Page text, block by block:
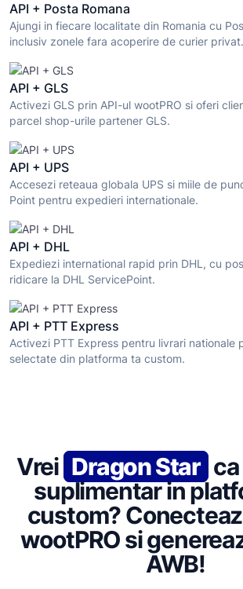
API + Posta Romana
Ajungi in fiecare localitate din Romania cu
inclusiv zonele fara acoperire de curier privat.
API + GLS
Activezi GLS prin API-ul wootPRO si oferi
parcel shop-urile partener GLS.
API + UPS
Accesezi reteaua globala UPS si miile de
Point pentru expedieri internationale.
API + DHL
Expediezi international rapid prin DHL, cu
ridicare la DHL ServicePoint.
API + PTT Express
Activezi PTT Express pentru livrari nationale
selectate din platforma ta custom.
Vrei Dragon Star
suplimentar in
custom?
wootPRO si
AWB!